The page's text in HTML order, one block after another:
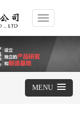
Toggle
navigation
MENU